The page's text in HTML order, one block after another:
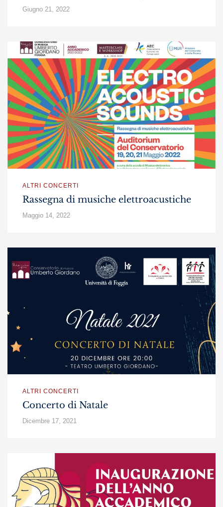
Giugno 21, 2022
ALTRI CONCERTI
Rassegna di musiche elettroacustiche
Maggio 14, 2022
ALTRI CONCERTI
Concerto di Natale
Dicembre 17, 2021